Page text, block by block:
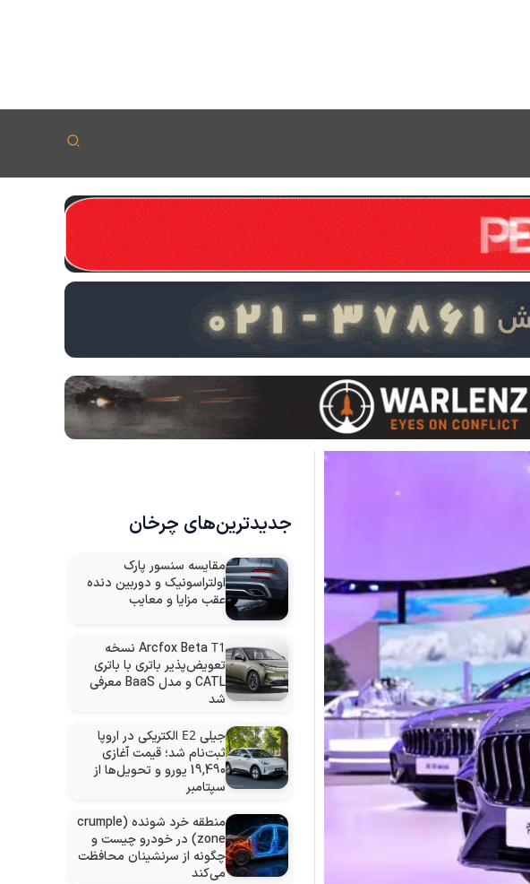
جدیدترین‌های چرخان
مقایسه سنسور پارک
اولتراسونیک و دوربین دنده
عقب مزایا و معایب
Arcfox Beta T1
نسخه
تعویض‌پذیر باتری با باتری
CATL و مدل BaaS معرفی
شد
جیلیE2 الکتریکی در اروپا
ثبت‌نام شد؛ قیمت آغازی
19,490 یورو و تحویل‌ها از
سپتامبر
منطقه خرد شونده (crumple
zone) در خودرو چیست و
چگونه از سرنشینان محافظت
می‌کند